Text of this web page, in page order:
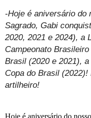
-Hoje é aniversário do
Sagrado, Gabi
2020, 2021 e 2024), a
Campeonato
Brasil (2020 e 2021),
Copa do Brasil
artilheiro!
Hoje é aniversário do